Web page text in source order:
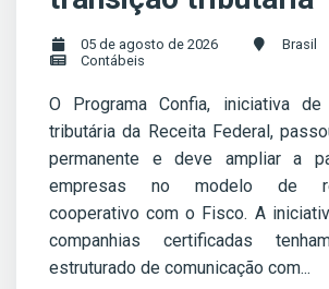
05 de agosto de 2026
Brasil
Contábeis
O Programa Confia, iniciativa de
tributária da Receita Federal,
permanente e deve ampliar a
empresas no modelo de
cooperativo com o Fisco. A
companhias certificadas
estruturado de comunicação com...